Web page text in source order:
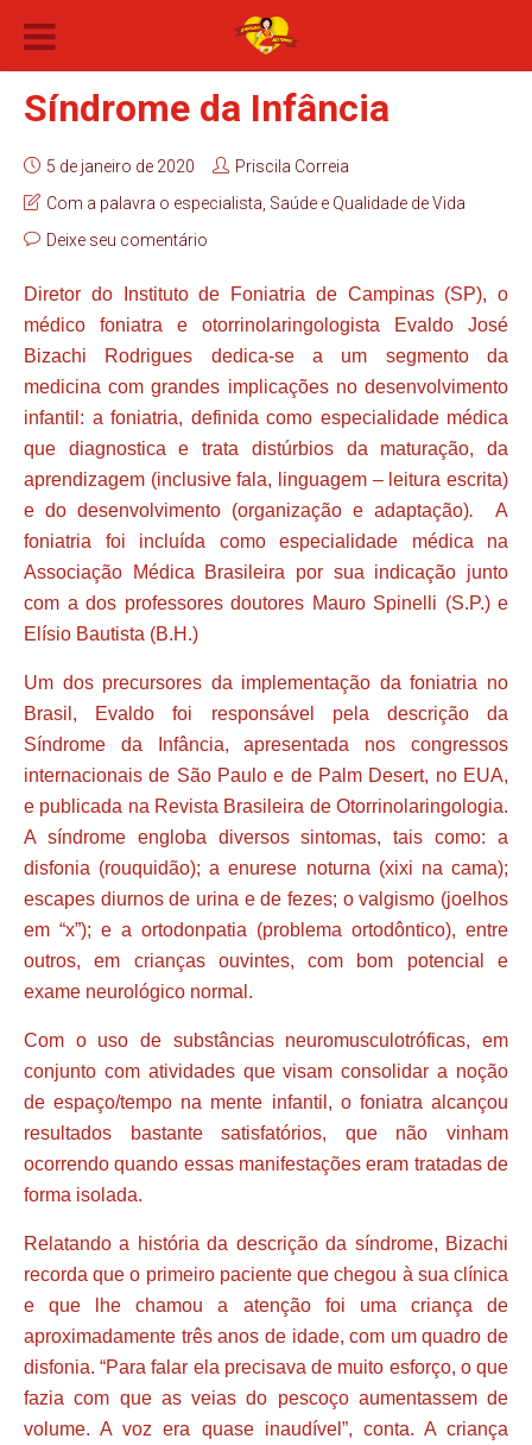
Síndrome da Infância
5 de janeiro de 2020
Priscila Correia
Com a palavra o especialista Saúde e Qualidade de Vida
Deixe seu comentário
Diretor do Instituto de Foniatria de Campinas (SP), o
médico foniatra e otorrinolaringologista Evaldo José
Bizachi Rodrigues dedica-se a um segmento da
medicina com grandes implicações no desenvolvimento
infantil: a foniatria, definida como especialidade médica
que diagnostica e trata distúrbios da maturação, da
aprendizagem (inclusive fala, linguagem – leitura escrita)
e do desenvolvimento (organização e adaptação). A
foniatria foi incluída como especialidade médica na
Associação Médica Brasileira por sua indicação junto
com a dos professores doutores Mauro Spinelli (S.P.) e
Elísio Bautista (B.H.)
Um dos precursores da implementação da foniatria no
Brasil, Evaldo foi responsável pela descrição da
Síndrome da Infância, apresentada nos congressos
internacionais de São Paulo e de Palm Desert, no EUA,
e publicada na Revista Brasileira de Otorrinolaringologia.
A síndrome engloba diversos sintomas, tais como: a
disfonia (rouquidão); a enurese noturna (xixi na cama);
escapes diurnos de urina e de fezes; o valgismo (joelhos
em “x”); e a ortodonpatia (problema ortodôntico), entre
outros, em crianças ouvintes, com bom potencial e
exame neurológico normal.
Com o uso de substâncias neuromusculotróficas, em
conjunto com atividades que visam consolidar a noção
de espaço/tempo na mente infantil, o foniatra alcançou
resultados bastante satisfatórios, que não vinham
ocorrendo quando essas manifestações eram tratadas de
forma isolada.
Relatando a história da descrição da síndrome, Bizachi
recorda que o primeiro paciente que chegou à sua clínica
e que lhe chamou a atenção foi uma criança de
aproximadamente três anos de idade, com um quadro de
disfonia. “Para falar ela precisava de muito esforço, o que
fazia com que as veias do pescoço aumentassem de
volume. A voz era quase inaudível”, conta. A criança